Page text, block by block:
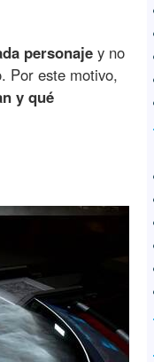
personaje y no
Por este motivo,
y qué